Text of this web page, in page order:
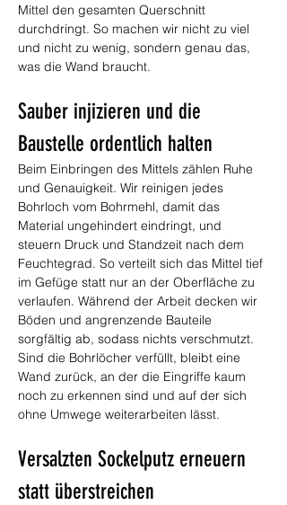
Mittel den gesamten Querschnitt
durchdringt. So machen wir nicht zu viel
und nicht zu wenig, sondern genau das,
was die Wand braucht.
Sauber injizieren und die
Baustelle ordentlich halten
Beim Einbringen des Mittels zählen Ruhe
und Genauigkeit. Wir reinigen jedes
Bohrloch vom Bohrmehl, damit das
Material ungehindert eindringt, und
steuern Druck und Standzeit nach dem
Feuchtegrad. So verteilt sich das Mittel tief
im Gefüge statt nur an der Oberfläche zu
verlaufen. Während der Arbeit decken wir
Böden und angrenzende Bauteile
sorgfältig ab, sodass nichts verschmutzt.
Sind die Bohrlöcher verfüllt, bleibt eine
Wand zurück, an der die Eingriffe kaum
noch zu erkennen sind und auf der sich
ohne Umwege weiterarbeiten lässt.
Versalzten Sockelputz erneuern
statt überstreichen